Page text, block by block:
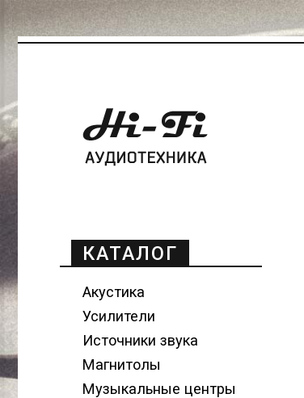
КАТАЛОГ
Акустика
Усилители
Источники звука
Магнитолы
Музыкальные центры